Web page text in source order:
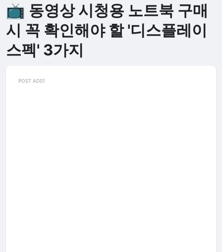
📺 동영상 시청용 노트북 구매
시 꼭 확인해야 할 '디스플레이
스펙' 3가지
POST ADS1